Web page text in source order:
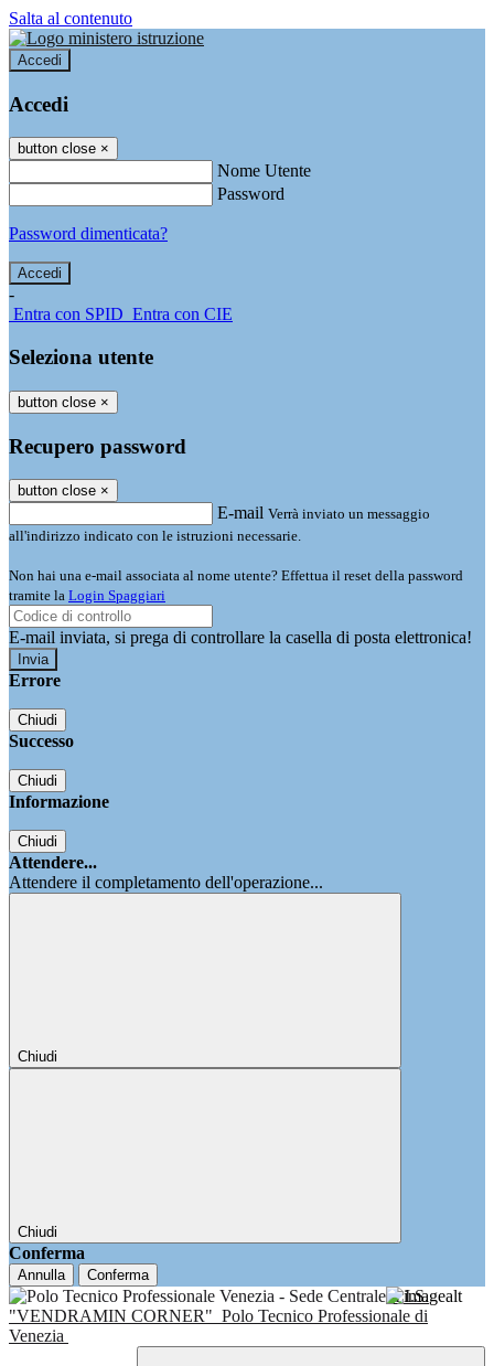
Salta al contenuto
Accedi
Accedi
button close ×
Nome Utente
Password
Password dimenticata?
-
Entra con SPID Entra con CIE
Seleziona utente
button close ×
Recupero password
button close ×
E-mail Verrà inviato un messaggio
all'indirizzo indicato con le istruzioni necessarie.
Non hai una e-mail associata al nome utente? Effettua il reset della password
tramite la Login Spaggiari
E-mail inviata, si prega di controllare la casella di posta elettronica!
Errore
Chiudi
Successo
Chiudi
Informazione
Chiudi
Attendere...
Attendere il completamento dell'operazione...
Chiudi
Chiudi
Conferma
Annulla Conferma
I.I.S.
"VENDRAMIN CORNER" Polo Tecnico Professionale di
Venezia